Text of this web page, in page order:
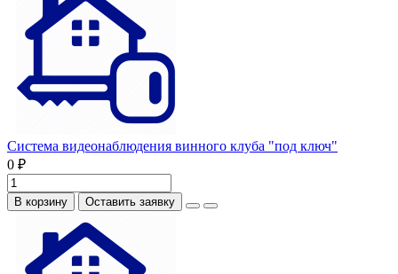
Система видеонаблюдения винного клуба "под ключ"
0 ₽
В корзину Оставить заявку